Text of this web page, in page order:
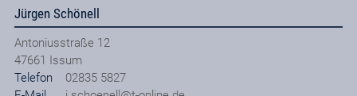
Jürgen Schönell
Antoniusstraße 12
47661 Issum
Telefon
02835 5827